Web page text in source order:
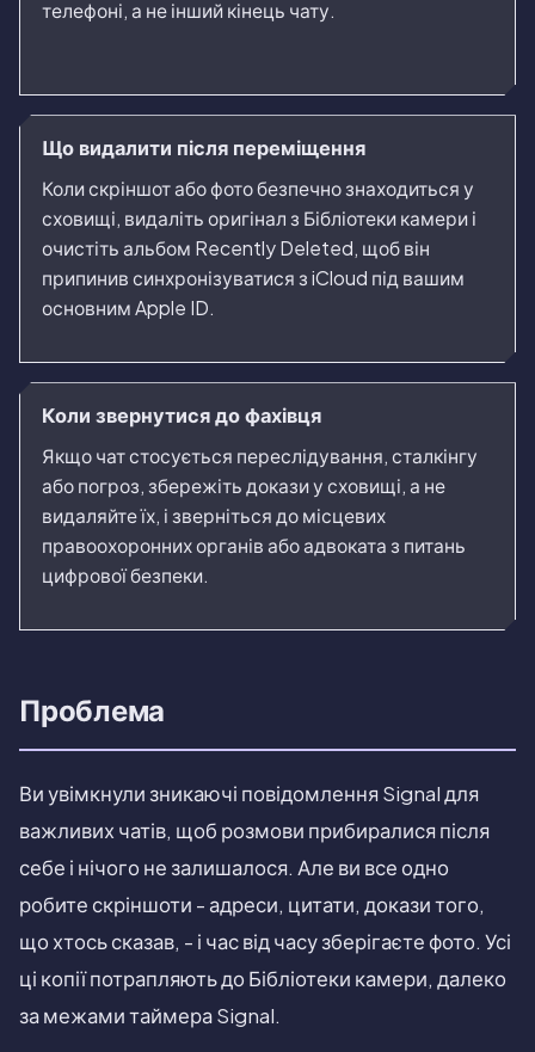
телефоні, а не інший кінець чату.
Що видалити після переміщення
Коли скріншот або фото безпечно знаходиться у
сховищі, видаліть оригінал з Бібліотеки камери і
очистіть альбом Recently Deleted, щоб він
припинив синхронізуватися з iCloud під вашим
основним Apple ID.
Коли звернутися до фахівця
Якщо чат стосується переслідування, сталкінгу
або погроз, збережіть докази у сховищі, а не
видаляйте їх, і зверніться до місцевих
правоохоронних органів або адвоката з питань
цифрової безпеки.
Проблема
Ви увімкнули зникаючі повідомлення Signal для
важливих чатів, щоб розмови прибиралися після
себе і нічого не залишалося. Але ви все одно
робите скріншоти - адреси, цитати, докази того,
що хтось сказав, - і час від часу зберігаєте фото. Усі
ці копії потрапляють до Бібліотеки камери, далеко
за межами таймера Signal.